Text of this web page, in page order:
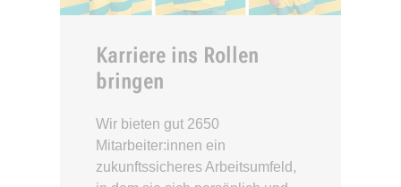
Karriere ins Rollen
bringen
Wir bieten gut 2650
Mitarbeiter:innen ein
zukunftssicheres Arbeitsumfeld,